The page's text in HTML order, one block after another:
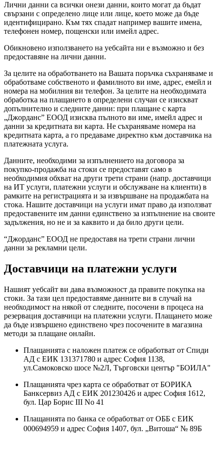
Лични данни са всички онези данни, които могат да бъдат
свързани с определено лице или лице, което може да бъде
идентифицирано. Към тях спадат например вашите имена,
телефонен номер, пощенски или имейл адрес.
Обикновено използването на уебсайта ни е възможно и без
предоставяне на лични данни.
За целите на обработването на Вашата поръчка съхраняваме и
обработваме собственото и фамилното ви име, адрес, емейл и
номера на мобилния ви телефон. За целите на необходимата
обработка на плащането в определени случаи се изискват
допълнително и следните данни: при плащане с карта
„Джорданс” ЕООД изисква пълното ви име, имейл адрес и
данни за кредитната ви карта. Не съхраняваме номера на
кредитната карта, а го предаваме директно към доставчика на
платежната услуга.
Данните, необходими за изпълнението на договора за
покупко-продажба на стоки се предоставят само в
необходимия обхват на други трети страни (напр. доставчици
на ИТ услуги, платежни услуги и обслужване на клиенти) в
рамките на регистрацията и за извършване на продажбата на
стока. Нашите доставчици на услуги имат право да използват
предоставените им данни единствено за изпълнение на своите
задължения, но не и за каквито и да било други цели.
“Джорданс” ЕООД не предоставя на трети страни лични
данни за рекламни цели.
Доставчици на платежни услуги
Нашият уебсайт ви дава възможност да правите покупка на
стоки. За тази цел предоставяме данните ви в случай на
необходимост на някой от следните, посочени в процеса на
резервация доставчици на платежни услуги. Плащането може
да бъде извършено единствено чрез посочените в магазина
методи за плащане онлайн.
Плащанията с наложен платеж се обработват от Спиди
АД с ЕИК 131371780 и адрес София 1138,
ул.Самоковско шосе №2Л, Търговски център "БОИЛА"
Плащанията чрез карта се обработват от БОРИКА
Банксервиз АД с ЕИК 201230426 и адрес София 1612,
бул. Цар Борис III No 41
Плащанията по банка се обработват от ОББ с ЕИК
000694959 и адрес София 1407, бул. „Витоша“ № 89Б